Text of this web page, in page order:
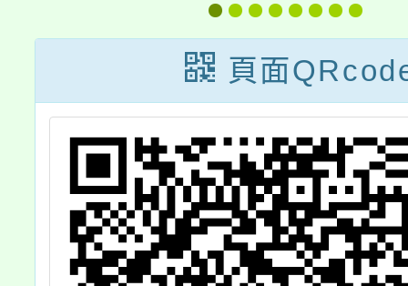
育入
教
頁面